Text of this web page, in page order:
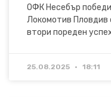
ОФК Несебър
Локомотив Пловдив
втори пореден
25.08.2025 18:11